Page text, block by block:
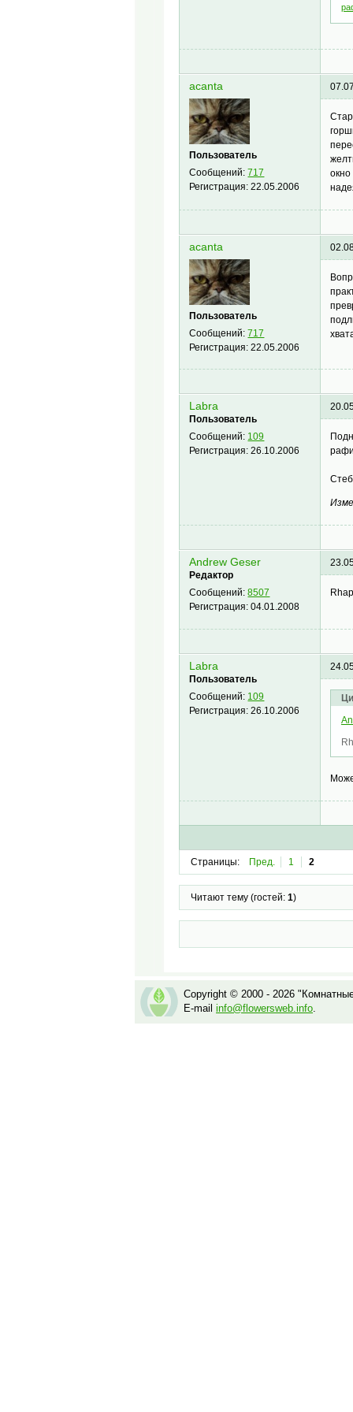
acanta
Пользователь
Сообщений:717
Регистрация:22.05.2006
acanta
Пользователь
Сообщений:717
Регистрация:22.05.2006
Labra
Пользователь
Сообщений: 109
Регистрация:26.10.2006
Andrew Geser
Редактор
Сообщений:8507
Регистрация:04.01.2008
Labra
Пользователь
Сообщений: 109
Регистрация:26.10.2006
Страницы: Пред. 1 2
Читают тему (гостей: 1)
Copyright © 2000 - 2026
E-mail info@flowersweb.info.